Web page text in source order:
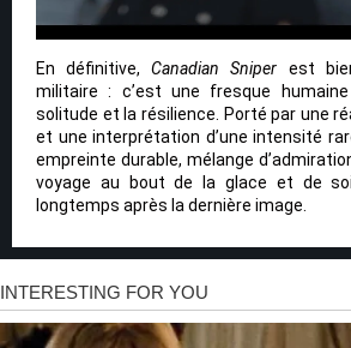
En définitive,Canadian Sniper est
militaire : c’est une fresque
solitude et la résilience. Porté par une
et une interprétation d’une intensité
empreinte durable, mélange
voyage au bout de la glace et de
longtemps après la dernière image.